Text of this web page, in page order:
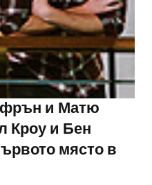
и Матю
Кроу и Бен
място в